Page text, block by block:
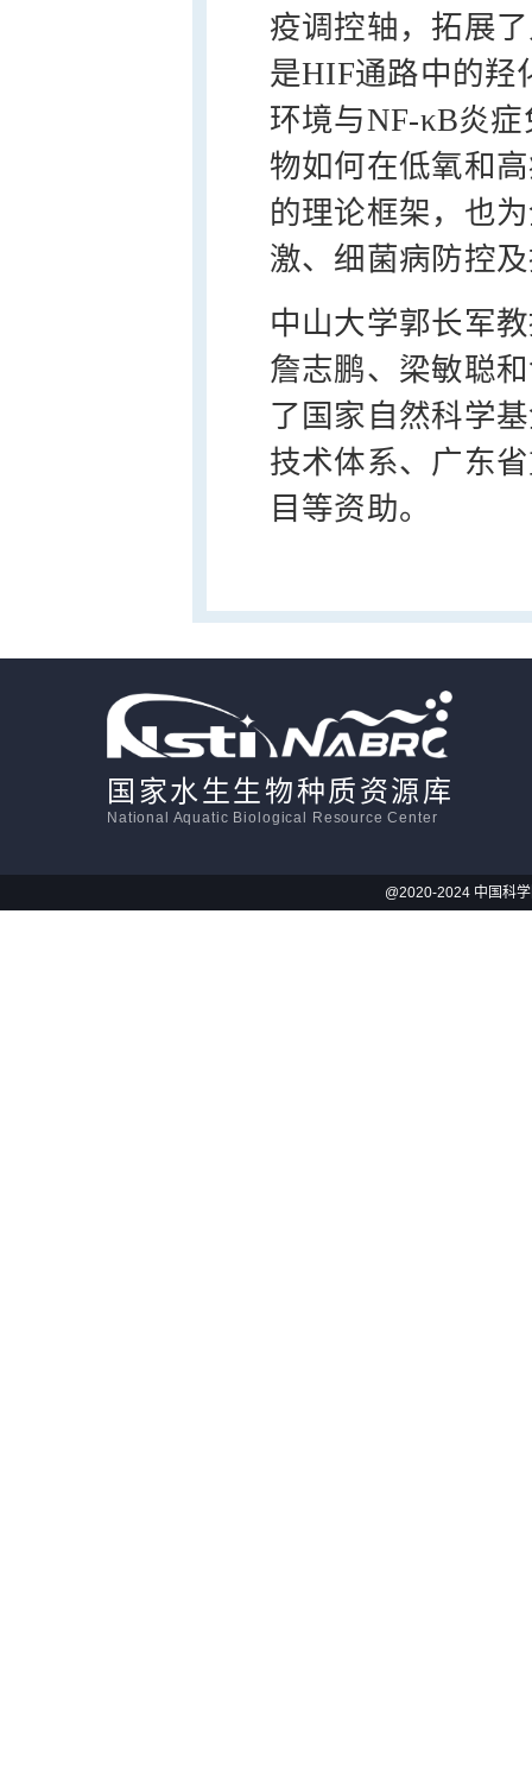
疫调控轴，拓展
是HIF通路中的羟
环境与NF-κB炎
物如何在低氧和
的理论框架，也
激、细菌病防控
中山大学郭长军
詹志鹏、梁敏聪
了国家自然科学
技术体系、广东
目等资助。
国家水生生物种质资源库
National Aquatic Biological Resource Center
@2020-2024 中国科